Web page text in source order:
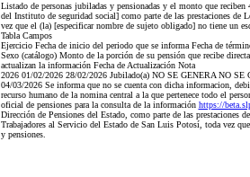
Listado de personas jubiladas y pensionadas y el monto que
del Instituto de seguridad social] como parte de las prestaciones
vez que el (la) [especificar nombre de sujeto obligado] no tiene un
Tabla Campos
Ejercicio Fecha de inicio del periodo que se informa Fecha de
Sexo (catálogo) Monto de la porción de su pensión que recibe
actualizan la información Fecha de Actualización Nota
2026 01/02/2026 28/02/2026 Jubilado(a) NO SE GENERA NO
04/03/2026 Se informa que no se cuenta con dicha informacion,
recurso humano de la nomina central a la que pertenece todo el
oficial de pensiones para la consulta de la información https://
Dirección de Pensiones del Estado, como parte de las prestaciones
Trabajadores al Servicio del Estado de San Luis Potosí, toda vez
y pensiones.